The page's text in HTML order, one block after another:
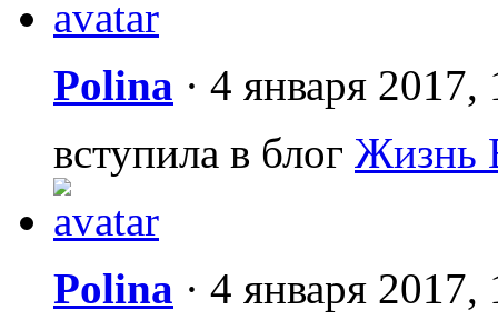
Polina · 4 января 2017,
вступила в блог Жизнь
Polina · 4 января 2017,